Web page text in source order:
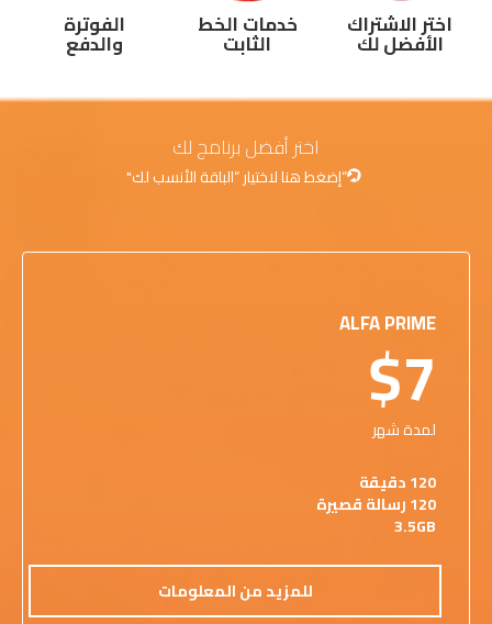
اختر الاشتراك
الأفضل لك
خدمات الخط
الثابت
الفوترة
والدفع
اختر أفضل برنامج لك
“إضغط هنا لاختيار “الباقة الأنسب لك"
ALFA PRIME
$7
لمدة شهر
120 دقيقة
120 رسالة قصيرة
3.5GB
للمزيد من المعلومات